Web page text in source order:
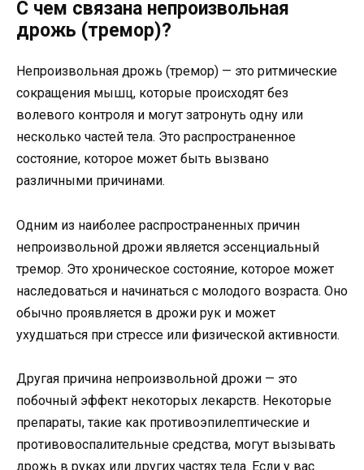
С чем связана непроизвольная
дрожь (тремор)?
Непроизвольная дрожь (тремор) — это ритмические
сокращения мышц, которые происходят без
волевого контроля и могут затронуть одну или
несколько частей тела. Это распространенное
состояние, которое может быть вызвано
различными причинами.
Одним из наиболее распространенных причин
непроизвольной дрожи является эссенциальный
тремор. Это хроническое состояние, которое может
наследоваться и начинаться с молодого возраста. Оно
обычно проявляется в дрожи рук и может
ухудшаться при стрессе или физической активности.
Другая причина непроизвольной дрожи — это
побочный эффект некоторых лекарств. Некоторые
препараты, такие как противоэпилептические и
противовоспалительные средства, могут вызывать
дрожь в руках или других частях тела. Если у вас